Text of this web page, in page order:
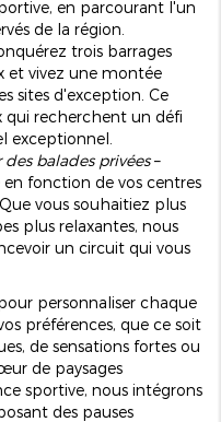
en parcourant l'un
de la région.
trois barrages
et vivez une montée
sites d'exception. Ce
qui recherchent un défi
exceptionnel.
balades privées–
fonction de vos centres
vous souhaitiez plus
plus relaxantes, nous
un circuit qui vous
personnaliser chaque
préférences, que ce soit
de sensations fortes ou
de paysages
sportive, nous intégrons
des pauses